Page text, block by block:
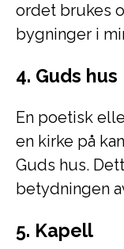
ordet brukes
bygninger i
4. Guds hus
En poetisk
en kirke på
Guds hus.
betydningen
5. Kapell